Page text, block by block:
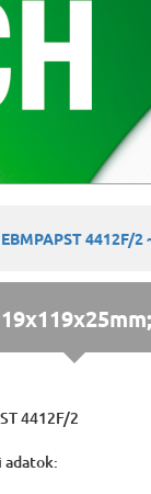
EBMPAPST 4412F/2
4412F/2
adatok: